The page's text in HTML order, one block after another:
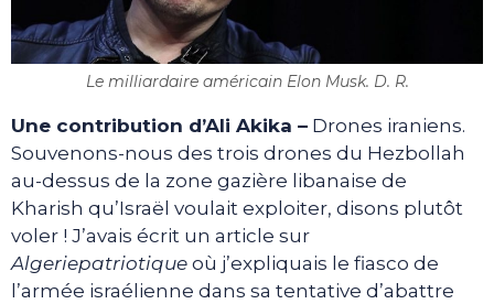
Le milliardaire américain Elon Musk. D. R.
Une contribution d’Ali Akika – Drones iraniens.
Souvenons-nous des trois drones du Hezbollah
au-dessus de la zone gazière libanaise de
Kharish qu’Israël voulait exploiter, disons plutôt
voler ! J’avais écrit un article sur
Algeriepatriotique où j’expliquais le fiasco de
l’armée israélienne dans sa tentative d’abattre